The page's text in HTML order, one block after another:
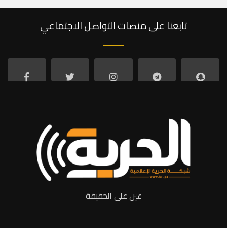
تابعنا على منصات التواصل الاجتماعي
عين على الحقيقة